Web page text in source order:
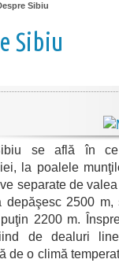
Sibiu
Sibiu
se află în
la poalele
separate de
depăşesc 2500
2200 m.
de dealuri
de o climă